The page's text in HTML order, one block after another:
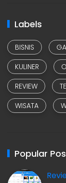
Labels
BISNIS
KULINER
REVIEW
WISATA
Popular